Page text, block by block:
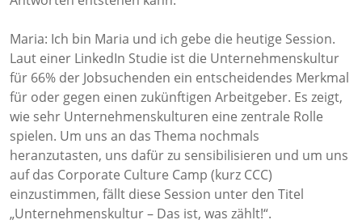
Maria: Ich bin Maria und ich gebe die heutige Session.
Laut einer LinkedIn Studie ist die Unternehmenskultur
für 66% der Jobsuchenden ein entscheidendes Merkmal
für oder gegen einen zukünftigen Arbeitgeber. Es zeigt,
wie sehr Unternehmenskulturen eine zentrale Rolle
spielen. Um uns an das Thema nochmals
heranzutasten, uns dafür zu sensibilisieren und um uns
auf das Corporate Culture Camp (kurz CCC)
einzustimmen, fällt diese Session unter den Titel
„Unternehmenskultur – Das ist, was zählt!“.